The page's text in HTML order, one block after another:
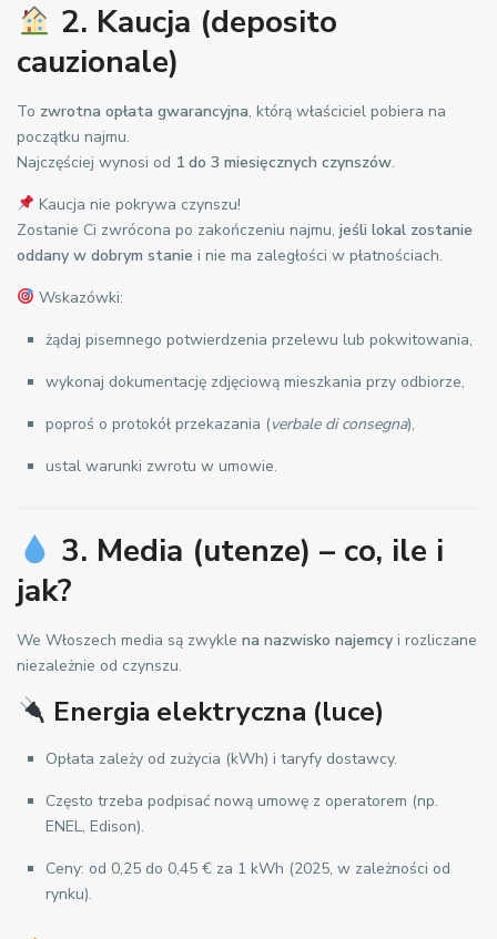
2. Kaucja (deposito
cauzionale)
To zwrotna opłata gwarancyjna, którą właściciel pobiera na
początku najmu.
Najczęściej wynosi od 1 do 3 miesięcznych czynszów.
Kaucja nie pokrywa czynszu!
Zostanie Ci zwrócona po zakończeniu najmu, jeśli lokal zostanie
oddany w dobrym stanie i nie ma zaległości w płatnościach.
Wskazówki:
żądaj pisemnego potwierdzenia przelewu lub pokwitowania,
wykonaj dokumentację zdjęciową mieszkania przy odbiorze,
poproś o protokół przekazania (verbale di consegna),
ustal warunki zwrotu w umowie.
3. Media (utenze) – co, ile i
jak?
We Włoszech media są zwykle na nazwisko najemcy i rozliczane
niezależnie od czynszu.
Energia elektryczna (luce)
Opłata zależy od zużycia (kWh) i taryfy dostawcy.
Często trzeba podpisać nową umowę z operatorem (np.
ENEL, Edison).
Ceny: od 0,25 do 0,45 € za 1 kWh (2025, w zależności od
rynku).